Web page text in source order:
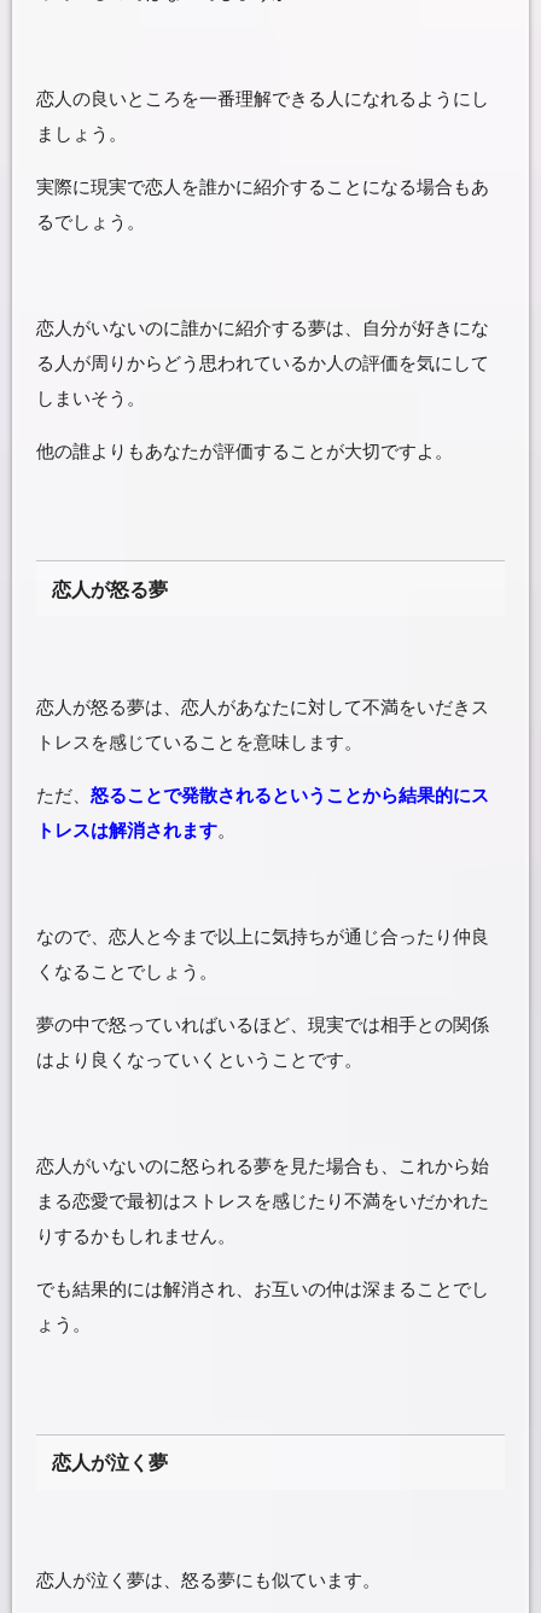
恋人の良いところを一番理解できる人になれるようにし
ましょう。
実際に現実で恋人を誰かに紹介することになる場合もあ
るでしょう。
恋人がいないのに誰かに紹介する夢は、自分が好きにな
る人が周りからどう思われているか人の評価を気にして
しまいそう。
他の誰よりもあなたが評価することが大切ですよ。
恋人が怒る夢
恋人が怒る夢は、恋人があなたに対して不満をいだきス
トレスを感じていることを意味します。
ただ、 怒ることで発散されるということから結果的にス
トレスは解消されます。
なので、恋人と今まで以上に気持ちが通じ合ったり仲良
くなることでしょう。
夢の中で怒っていればいるほど、現実では相手との関係
はより良くなっていくということです。
恋人がいないのに怒られる夢を見た場合も、これから始
まる恋愛で最初はストレスを感じたり不満をいだかれた
りするかもしれません。
でも結果的には解消され、お互いの仲は深まることでし
ょう。
恋人が泣く夢
恋人が泣く夢は、怒る夢にも似ています。